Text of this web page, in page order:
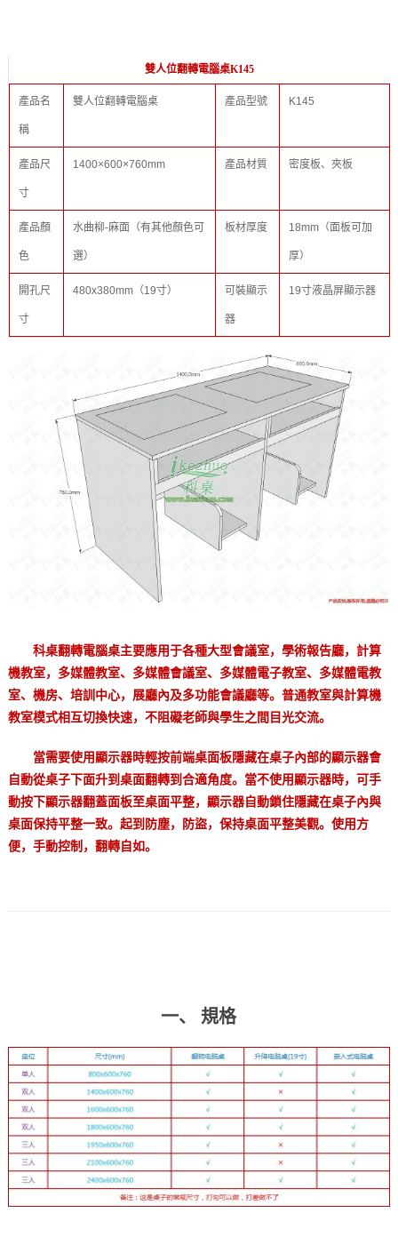
雙人位翻轉電腦桌K145
產品名
稱
雙人位翻轉電腦桌 產品型號 K145
產品尺
寸
1400×600×760mm 產品材質 密度板、夾板
產品顏
色
水曲柳-麻面（有其他顏色可
選）
板材厚度 18mm（面板可加
厚）
開孔尺
寸
480x380mm（19寸） 可裝顯示
器
19寸液晶屏顯示器
科桌翻轉電腦桌主要應用于各種大型會議室，學術報告廳，計算
機教室，多媒體教室、多媒體會議室、多媒體電子教室、多媒體電教
室、機房、培訓中心，展廳內及多功能會議廳等。普通教室與計算機
教室模式相互切換快速，不阻礙老師與學生之間目光交流。
當需要使用顯示器時輕按前端桌面板隱藏在桌子內部的顯示器會
自動從桌子下面升到桌面翻轉到合適角度。當不使用顯示器時，可手
動按下顯示器翻蓋面板至桌面平整，顯示器自動鎖住隱藏在桌子內與
桌面保持平整一致。起到防塵，防盜，保持桌面平整美觀。使用方
便，手動控制，翻轉自如。
一、 規格